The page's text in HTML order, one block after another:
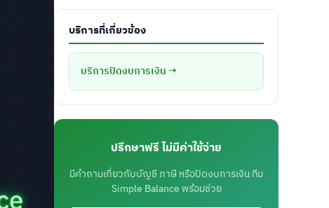
บริการที่เกี่ยวข้อง
บริการปิดงบการเงิน →
ปรึกษาฟรี ไม่มีค่าใช้จ่าย
มีคำถามเกี่ยวกับบัญชี ภาษี หรือปิดงบการเงิน ทีม
Simple Balance พร้อมช่วย